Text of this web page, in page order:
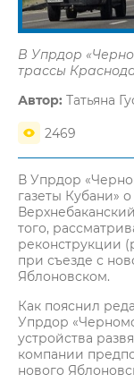
В Упрдор
трассы
Автор: Татьяна
2469
В Упрдор
газеты Кубани»
того,
реконструкции
при съезде с
Яблоновском.
Как пояснил
Упрдор
устройства
компании
нового